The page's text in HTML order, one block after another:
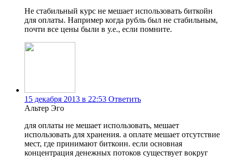
Не стабильный курс не мешает использовать биткойн
для оплаты. Например когда рубль был не стабильным,
почти все цены были в у.е., если помните.
15 декабря 2013 в 22:53 Ответить
Альтер Эго
для оплаты не мешает использовать, мешает
использовать для хранения. а оплате мешает отсутствие
мест, где принимают биткоин. если основная
концентрация денежных потоков существует вокруг